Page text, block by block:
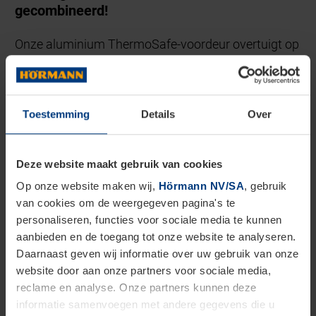
Toestemming Details Over
Deze website maakt gebruik van cookies
Op onze website maken wij, Hörmann NV/SA, gebruik
van cookies om de weergegeven pagina's te
personaliseren, functies voor sociale media te kunnen
aanbieden en de toegang tot onze website te analyseren.
Daarnaast geven wij informatie over uw gebruik van onze
website door aan onze partners voor sociale media,
reclame en analyse. Onze partners kunnen deze
informatie samenvoegen met andere gegevens die u
gecombineerd!
Onze aluminium ThermoSafe-voordeur overtuigt op
het gebied van veiligheid en warmte-isolatie.
Dankzij de 73 mm dikke aluminium deurvleugel met
polyurethaan hardschuimvulling over het volledige
oppervlak en een inliggend thermisch onderbroken
aluminium vleugelprofiel overtuigen de
ThermoSafe-voordeuren met een Ud-waarde tot
maximaal 0,8 W(m²·K). Het standaard 5-voudige
veiligheidsslot en de optionele RC 2- resp. RC 3-
veiligheidsuitrusting geven u een veilig en behaaglijk
gevoel wanneer u gaat slapen.